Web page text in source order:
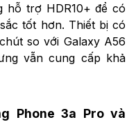
hỗ trợ HDR10+ để có
tốt hơn. Thiết bị có
so với Galaxy A56
vẫn cung cấp khả
Phone 3a Pro và